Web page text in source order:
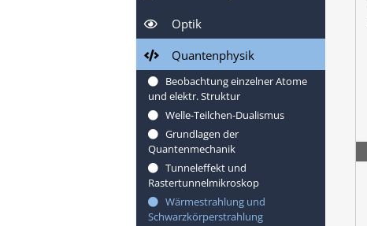
Optik
Quantenphysik
Beobachtung einzelner Atome
und elektr. Struktur
Welle-Teilchen-Dualismus
Grundlagen der
Quantenmechanik
Tunneleffekt und
Rastertunnelmikroskop
Wärmestrahlung und
Schwarzkörperstrahlung